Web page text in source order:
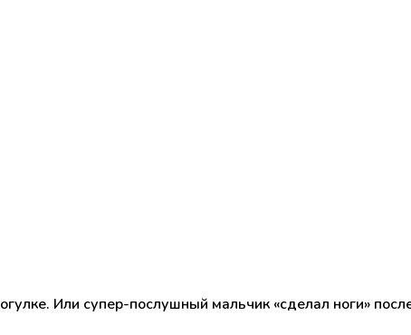
Или супер-послушный мальчик «сделал ноги» после